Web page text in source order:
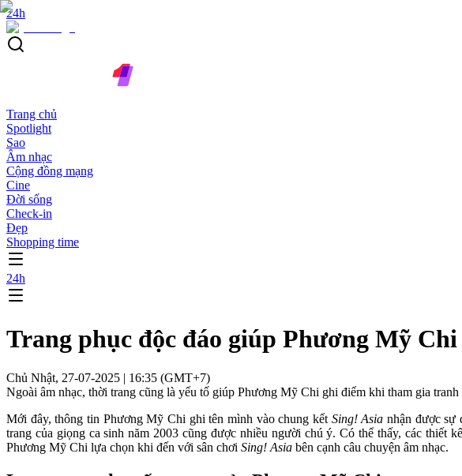
24h
Trang chủ
Spotlight
Sao
Âm nhạc
Cộng đồng mạng
Cine
Đời sống
Check-in
Đẹp
Shopping time
24h
Trang phục độc đáo giúp Phương Mỹ Chi
Chủ Nhật, 27-07-2025 | 16:35 (GMT+7)
Ngoài âm nhạc, thời trang cũng là yếu tố giúp Phương Mỹ Chi ghi điểm khi tham gia
Mới đây, thông tin Phương Mỹ Chi ghi tên mình vào chung kết Sing! Asia nhận được sự
trang của giọng ca sinh năm 2003 cũng được nhiều người chú ý. Có thể thấy, các
Phương Mỹ Chi lựa chọn khi đến với sân chơi Sing! Asia bên cạnh câu chuyện âm nhạc.